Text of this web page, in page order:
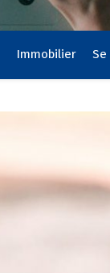
Immobilier Se